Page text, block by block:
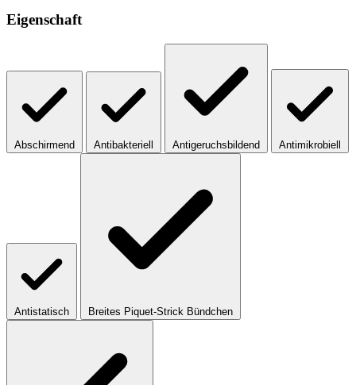
Eigenschaft
Abschirmend Antibakteriell Antigeruchsbildend Antimikrobiell
Antistatisch Breites Piquet-Strick Bündchen